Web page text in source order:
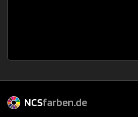
NCSfarben.de